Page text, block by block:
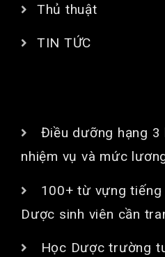
Thủ thuật
TIN TỨC
Điều dưỡng hạng 3
nhiệm vụ và mức
100+ từ vựng tiếng
Dược sinh viên cần
Học Dược trường